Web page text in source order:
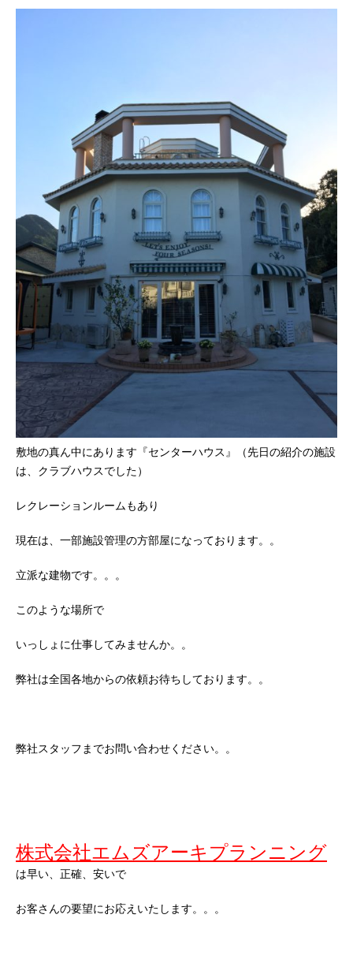
敷地の真ん中にあります『センターハウス』（先日の紹介の施設
は、クラブハウスでした）
レクレーションルームもあり
現在は、一部施設管理の方部屋になっております。。
立派な建物です。。。
このような場所で
いっしょに仕事してみませんか。。
弊社は全国各地からの依頼お待ちしております。。
弊社スタッフまでお問い合わせください。。
株式会社エムズアーキプランニング
は早い、正確、安いで
お客さんの要望にお応えいたします。。。